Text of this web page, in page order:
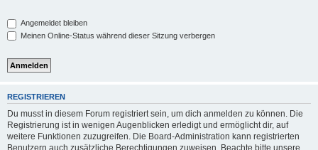
Angemeldet bleiben
Meinen Online-Status während dieser Sitzung verbergen
REGISTRIEREN
Du musst in diesem Forum registriert sein, um dich anmelden zu können. Die
Registrierung ist in wenigen Augenblicken erledigt und ermöglicht dir, auf
weitere Funktionen zuzugreifen. Die Board-Administration kann registrierten
Benutzern auch zusätzliche Berechtigungen zuweisen. Beachte bitte unsere